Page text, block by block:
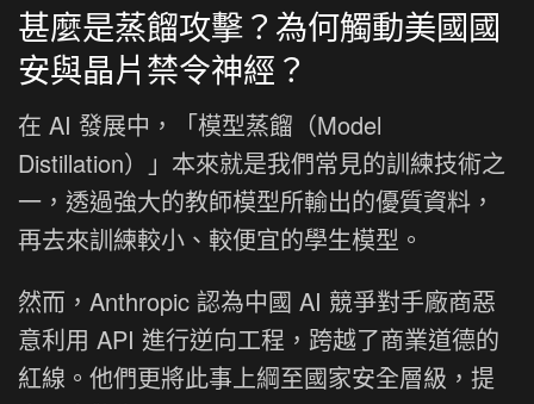
甚麼是蒸餾攻擊？為何觸動美國國
安與晶片禁令神經？
在 AI 發展中，「模型蒸餾（Model
Distillation）」本來就是我們常見的訓練技術之
一，透過強大的教師模型所輸出的優質資料，
再去來訓練較小、較便宜的學生模型。
然而，Anthropic 認為中國 AI 競爭對手廠商惡
意利用 API 進行逆向工程，跨越了商業道德的
紅線。他們更將此事上綱至國家安全層級，提